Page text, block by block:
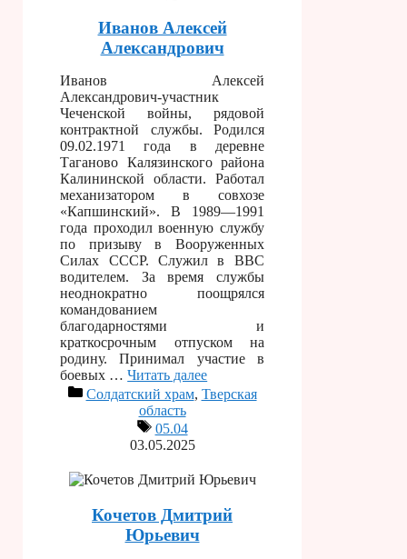
Иванов Алексей
Александрович
Иванов Алексей
Александрович-участник
Чеченской войны, рядовой
контрактной службы. Родился
09.02.1971 года в деревне
Таганово Калязинского района
Калининской области. Работал
механизатором в совхозе
«Капшинский». В 1989—1991
года проходил военную службу
по призыву в Вооруженных
Силах СССР. Служил в ВВС
водителем. За время службы
неоднократно поощрялся
командованием
благодарностями и
краткосрочным отпуском на
родину. Принимал участие в
боевых …Читать далее
Солдатский храм, Тверская
область
05.04
03.05.2025
Кочетов Дмитрий
Юрьевич